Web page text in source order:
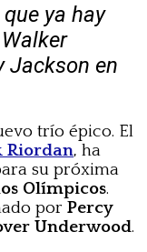
ya hay
Jackson en
trío épico. El
Riordan, ha
su próxima
Olímpicos.
por Percy
Underwood.